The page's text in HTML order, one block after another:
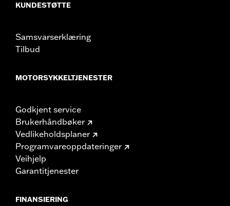
KUNDESTØTTE
Samsvarserklæring
Tilbud
MOTORSYKKELTJENESTER
Godkjent service
Brukerhåndbøker
Vedlikeholdsplaner
Programvareoppdateringer
Veihjelp
Garantitjenester
FINANSIERING